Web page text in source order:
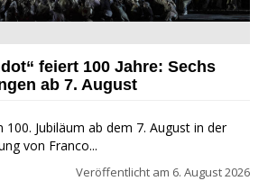
von Verona - Ennevi für Fondazione
feiert 100 Jahre: Sechs
ab 7. August
100. Jubiläum ab dem 7. August in der
von Franco...
Veröffentlicht am 6. August 2026